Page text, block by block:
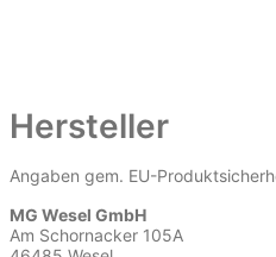
Hersteller
Angaben gem. EU-
MG Wesel GmbH
Am Schornacker 105A